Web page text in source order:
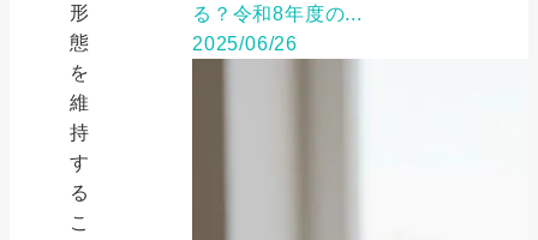
形
態
を
維
持
す
る
こ
る？令和8年度の...
2025/06/26